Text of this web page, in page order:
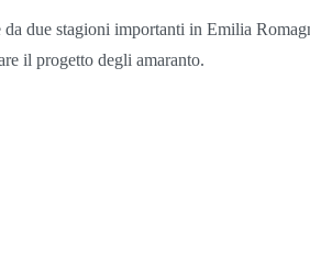
due stagioni importanti in Emilia
il progetto degli amaranto.